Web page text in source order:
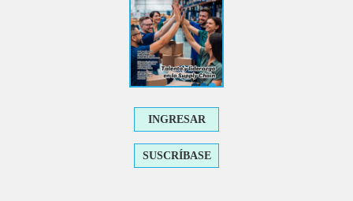
INGRESAR
SUSCRÍBASE